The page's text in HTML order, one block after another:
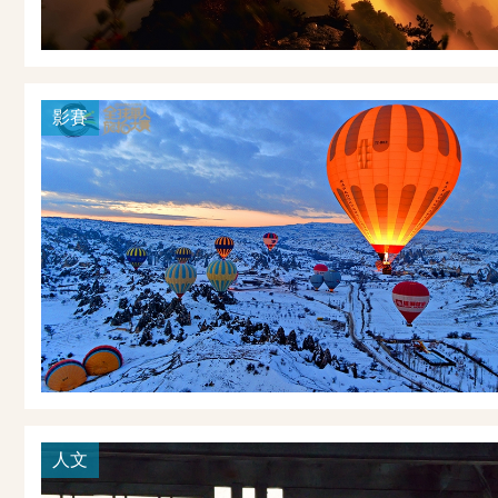
影賽
人文